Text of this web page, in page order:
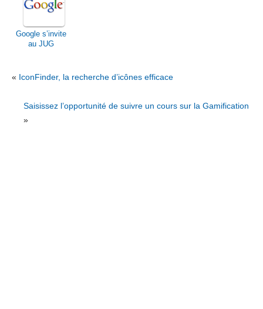
Google s’invite
au JUG
« IconFinder, la recherche d’icônes efficace
Saisissez l’opportunité de suivre un cours sur la Gamification
»